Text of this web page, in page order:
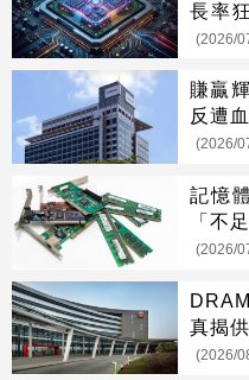
長率
一次看
(2026/
賺贏
反遭
(2026/
記憶
「不
(2026/
真揭
(2026/